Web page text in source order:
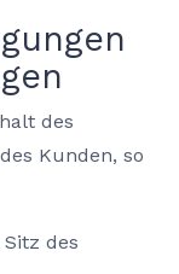
des
Kunden, so
des